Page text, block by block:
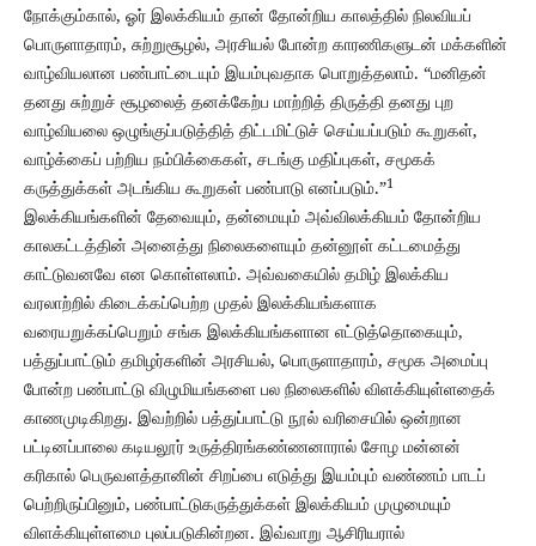
நோக்கும்கால், ஓர் இலக்கியம் தான் தோன்றிய காலத்தில் நிலவியப்
பொருளாதாரம், சுற்றுசூழல், அரசியல் போன்ற காரணிகளுடன் மக்களின்
வாழ்வியலான பண்பாட்டையும் இயம்புவதாக பொறுத்தலாம். “மனிதன்
தனது சுற்றுச் சூழலைத் தனக்கேற்ப மாற்றித் திருத்தி தனது புற
வாழ்வியலை ஒழுங்குப்படுத்தித் திட்டமிட்டுச் செய்யப்படும் கூறுகள்,
வாழ்க்கைப் பற்றிய நம்பிக்கைகள், சடங்கு மதிப்புகள், சமூகக்
கருத்துக்கள் அடங்கிய கூறுகள் பண்பாடு எனப்படும்.”1
இலக்கியங்களின் தேவையும், தன்மையும் அவ்விலக்கியம் தோன்றிய
காலகட்டத்தின் அனைத்து நிலைகளையும் தன்னூள் கட்டமைத்து
காட்டுவனவே என கொள்ளலாம். அவ்வகையில் தமிழ் இலக்கிய
வரலாற்றில் கிடைக்கப்பெற்ற முதல் இலக்கியங்களாக
வரையறுக்கப்பெறும் சங்க இலக்கியங்களான எட்டுத்தொகையும்,
பத்துப்பாட்டும் தமிழர்களின் அரசியல், பொருளாதாரம், சமூக அமைப்பு
போன்ற பண்பாட்டு விழுமியங்களை பல நிலைகளில் விளக்கியுள்ளதைக்
காணமுடிகிறது. இவற்றில் பத்துப்பாட்டு நூல் வரிசையில் ஒன்றான
பட்டினப்பாலை கடியலூர் உருத்திரங்கண்ணனாரால் சோழ மன்னன்
கரிகால் பெருவளத்தானின் சிறப்பை எடுத்து இயம்பும் வண்ணம் பாடப்
பெற்றிருப்பினும், பண்பாட்டுகருத்துக்கள் இலக்கியம் முழுமையும்
விளக்கியுள்ளமை புலப்படுகின்றன. இவ்வாறு ஆசிரியரால்